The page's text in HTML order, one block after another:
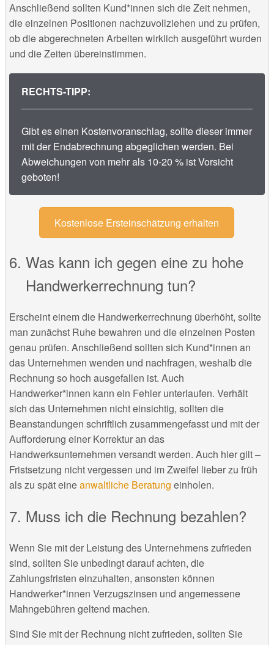
Anschließend sollten Kund*innen sich die Zeit nehmen,
die einzelnen Positionen nachzuvollziehen und zu prüfen,
ob die abgerechneten Arbeiten wirklich ausgeführt wurden
und die Zeiten übereinstimmen.
RECHTS-TIPP:
Gibt es einen Kostenvoranschlag, sollte dieser immer
mit der Endabrechnung abgeglichen werden. Bei
Abweichungen von mehr als 10-20 % ist Vorsicht
geboten!
Kostenlose Ersteinschätzung erhalten
Was kann ich gegen eine zu hohe
Handwerkerrechnung tun?
Erscheint einem die Handwerkerrechnung überhöht, sollte
man zunächst Ruhe bewahren und die einzelnen Posten
genau prüfen. Anschließend sollten sich Kund*innen an
das Unternehmen wenden und nachfragen, weshalb die
Rechnung so hoch ausgefallen ist. Auch
Handwerker*innen kann ein Fehler unterlaufen. Verhält
sich das Unternehmen nicht einsichtig, sollten die
Beanstandungen schriftlich zusammengefasst und mit der
Aufforderung einer Korrektur an das
Handwerksunternehmen versandt werden. Auch hier gilt –
Fristsetzung nicht vergessen und im Zweifel lieber zu früh
als zu spät eineanwaltliche Beratung einholen.
Muss ich die Rechnung bezahlen?
Wenn Sie mit der Leistung des Unternehmens zufrieden
sind, sollten Sie unbedingt darauf achten, die
Zahlungsfristen einzuhalten, ansonsten können
Handwerker*innen Verzugszinsen und angemessene
Mahngebühren geltend machen.
Sind Sie mit der Rechnung nicht zufrieden, sollten Sie